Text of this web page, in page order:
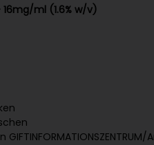
ml (1.6% w/v)